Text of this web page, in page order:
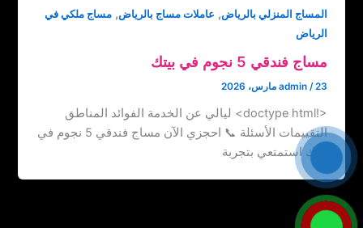
المساج المنزلي بالرياض, عاملات مساج بالرياض,مساج ملكي في
الرياض
مساج فندقي 5 نجوم في بيتك
admin /23 مارس، 2026
<!doctype html> ليالي عن الخدمة الفوائد المناطق
التقييمات الأسئلة 📞 احجزي الآن مساج فندقي 5 نجوم في
بيتك استمتعي بتجربة